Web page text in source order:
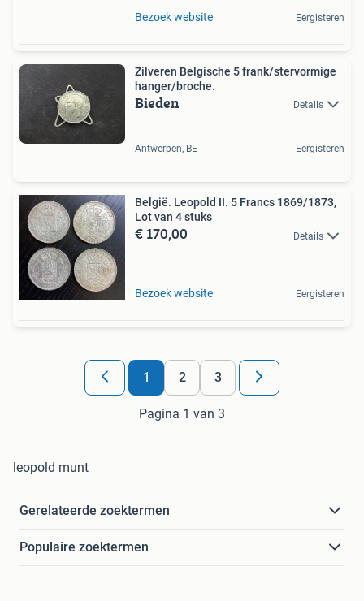
Bezoek website Eergisteren
Zilveren Belgische 5 frank/stervormige
hanger/broche.
Bieden Details
Antwerpen, BE Eergisteren
België. Leopold II. 5 Francs 1869/1873,
Lot van 4 stuks
€ 170,00 Details
Bezoek website Eergisteren
1 2 3
Pagina 1 van 3
leopold munt
Gerelateerde zoektermen
Populaire zoektermen